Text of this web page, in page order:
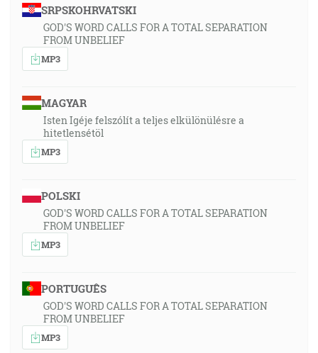
SRPSKOHRVATSKI
GOD'S WORD CALLS FOR A TOTAL SEPARATION
FROM UNBELIEF
MP3
MAGYAR
Isten Igéje felszólít a teljes elkülönülésre a
hitetlensétöl
MP3
POLSKI
GOD'S WORD CALLS FOR A TOTAL SEPARATION
FROM UNBELIEF
MP3
PORTUGUÊS
GOD'S WORD CALLS FOR A TOTAL SEPARATION
FROM UNBELIEF
MP3